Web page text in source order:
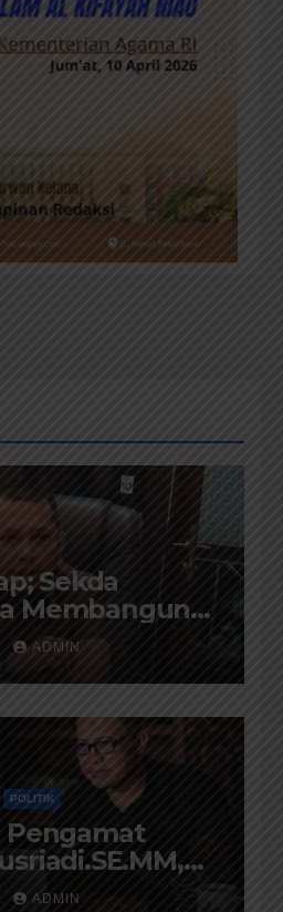
Sekda
Membangun
Antara
Legislatif
ADMIN
POLITIK
Pengamat
Dr. (Cand)
ADMIN